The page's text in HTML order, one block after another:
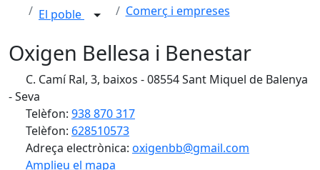
El poble Comerç i empreses
Oxigen Bellesa i Benestar
C. Camí Ral, 3, baixos - 08554 Sant Miquel de Balenya
- Seva
Telèfon: 938 870 317
Telèfon: 628510573
Adreça electrònica: oxigenbb@gmail.com
Amplieu el mapa